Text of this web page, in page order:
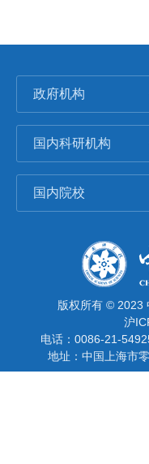
政府机构
国内科研机构
国内院校
版权所有 © 2023
沪
电话：0086-21-
地址：中国上海市